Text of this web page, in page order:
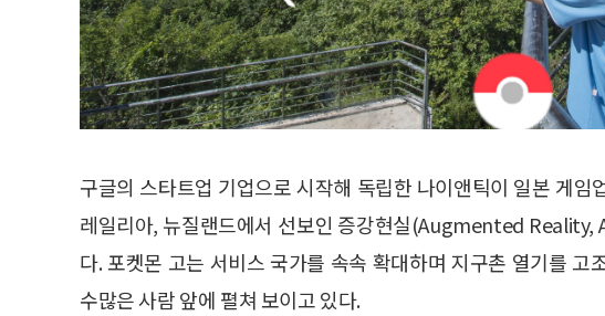
구글의 스타트업 기업으로 시작해 독립한 나이앤틱이 일본 게
레일리아, 뉴질랜드에서 선보인 증강현실(Augmented Reality,
다. 포켓몬 고는 서비스 국가를 속속 확대하며 지구촌 열기를 고
수많은 사람 앞에 펼쳐 보이고 있다.